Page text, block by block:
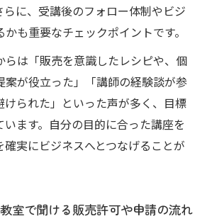
らに、受講後のフォロー体制やビジ
も重要なチェックポイントです。
らは「販売を意識したレシピや、個
案が役立った」「講師の経験談が参
られた」といった声が多く、目標
ます。自分の目的に合った講座を
実にビジネスへとつなげることが
室で聞ける販売許可や申請の流れ